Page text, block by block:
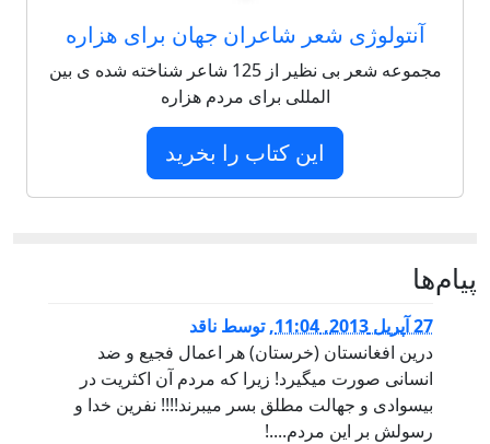
آنتولوژی شعر شاعران جهان برای هزاره
مجموعه شعر بی نظیر از 125 شاعر شناخته شده ی بین
المللی برای مردم هزاره
این کتاب را بخرید
پيام‌ها
27 آپریل 2013, 11:04 ,توسط ناقد
درین افغانستان (خرستان) هر اعمال فجیع و ضد
انسانی صورت میگیرد! زیرا که مردم آن اکثریت در
بیسوادی و جهالت مطلق بسر میبرند!!!! نفرین خدا و
رسولش بر این مردم....!